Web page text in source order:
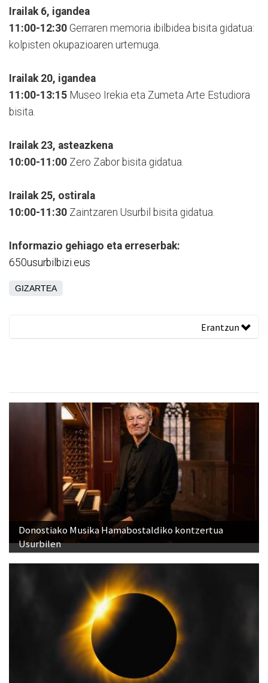
Irailak 6, igandea
11:00-12:30 Gerraren memoria ibilbidea bisita gidatua:
kolpisten okupazioaren urtemuga.
Irailak 20, igandea
11:00-13:15 Museo Irekia eta Zumeta Arte Estudiora
bisita.
Irailak 23, asteazkena
10:00-11:00 Zero Zabor bisita gidatua.
Irailak 25, ostirala
10:00-11:30 Zaintzaren Usurbil bisita gidatua.
Informazio gehiago eta erreserbak:
650usurbilbizi.eus
GIZARTEA
Erantzun
Donostiako Musika Hamabostaldiko kontzertua
Usurbilen